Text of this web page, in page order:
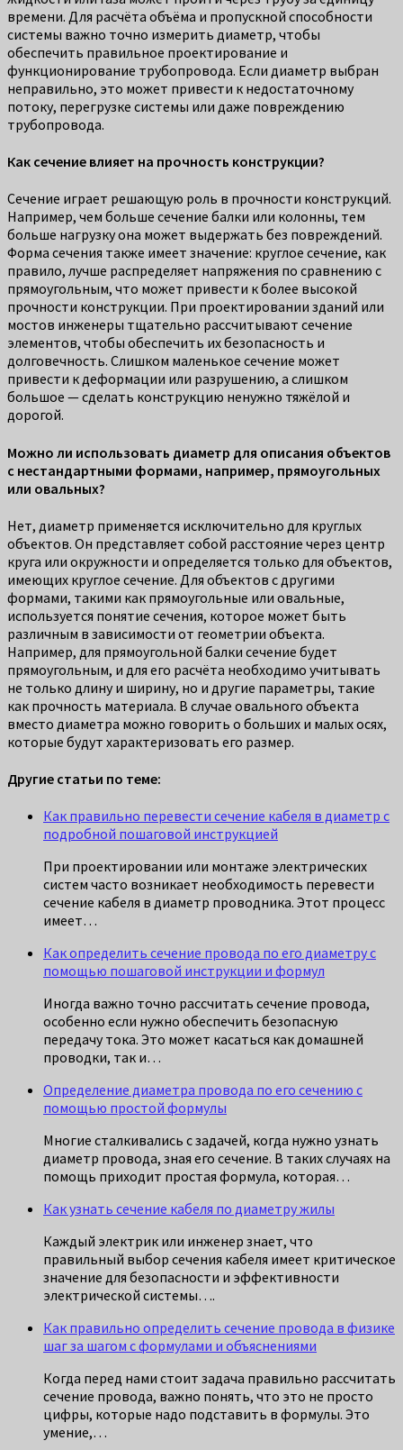
времени. Для расчёта объёма и пропускной способности
системы важно точно измерить диаметр, чтобы
обеспечить правильное проектирование и
функционирование трубопровода. Если диаметр выбран
неправильно, это может привести к недостаточному
потоку, перегрузке системы или даже повреждению
трубопровода.
Как сечение влияет на прочность конструкции?
Сечение играет решающую роль в прочности конструкций.
Например, чем больше сечение балки или колонны, тем
больше нагрузку она может выдержать без повреждений.
Форма сечения также имеет значение: круглое сечение, как
правило, лучше распределяет напряжения по сравнению с
прямоугольным, что может привести к более высокой
прочности конструкции. При проектировании зданий или
мостов инженеры тщательно рассчитывают сечение
элементов, чтобы обеспечить их безопасность и
долговечность. Слишком маленькое сечение может
привести к деформации или разрушению, а слишком
большое — сделать конструкцию ненужно тяжёлой и
дорогой.
Можно ли использовать диаметр для описания объектов
с нестандартными формами, например, прямоугольных
или овальных?
Нет, диаметр применяется исключительно для круглых
объектов. Он представляет собой расстояние через центр
круга или окружности и определяется только для объектов,
имеющих круглое сечение. Для объектов с другими
формами, такими как прямоугольные или овальные,
используется понятие сечения, которое может быть
различным в зависимости от геометрии объекта.
Например, для прямоугольной балки сечение будет
прямоугольным, и для его расчёта необходимо учитывать
не только длину и ширину, но и другие параметры, такие
как прочность материала. В случае овального объекта
вместо диаметра можно говорить о больших и малых осях,
которые будут характеризовать его размер.
Другие статьи по теме:
Как правильно перевести сечение кабеля в диаметр с
подробной пошаговой инструкцией
При проектировании или монтаже электрических
систем часто возникает необходимость перевести
сечение кабеля в диаметр проводника. Этот процесс
имеет…
Как определить сечение провода по его диаметру с
помощью пошаговой инструкции и формул
Иногда важно точно рассчитать сечение провода,
особенно если нужно обеспечить безопасную
передачу тока. Это может касаться как домашней
проводки, так и…
Определение диаметра провода по его сечению с
помощью простой формулы
Многие сталкивались с задачей, когда нужно узнать
диаметр провода, зная его сечение. В таких случаях на
помощь приходит простая формула, которая…
Как узнать сечение кабеля по диаметру жилы
Каждый электрик или инженер знает, что
правильный выбор сечения кабеля имеет критическое
значение для безопасности и эффективности
электрической системы….
Как правильно определить сечение провода в физике
шаг за шагом с формулами и объяснениями
Когда перед нами стоит задача правильно рассчитать
сечение провода, важно понять, что это не просто
цифры, которые надо подставить в формулы. Это
умение,…